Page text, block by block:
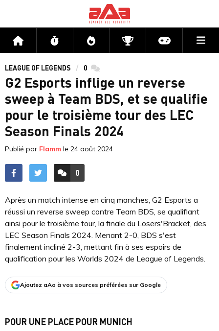
Accueil Flux Directs CompétitionsActu jeux
LEAGUE OF LEGENDS 0 commentaires
G2 Esports inflige un reverse
sweep à Team BDS, et se qualifie
pour le troisième tour des LEC
Season Finals 2024
Publié par Flamm le 24 août 2024
ACCÉDER AUX
0
COMMENTAIRES
Après un match intense en cinq manches, G2 Esports a
réussi un reverse sweep contre Team BDS, se qualifiant
ainsi pour le troisième tour, la finale du Losers'Bracket, des
LEC Season Finals 2024. Menant 2-0, BDS s'est
finalement incliné 2-3, mettant fin à ses espoirs de
qualification pour les Worlds 2024 de League of Legends.
Ajoutez aAa à vos sources préférées sur Google
POUR UNE PLACE POUR MUNICH